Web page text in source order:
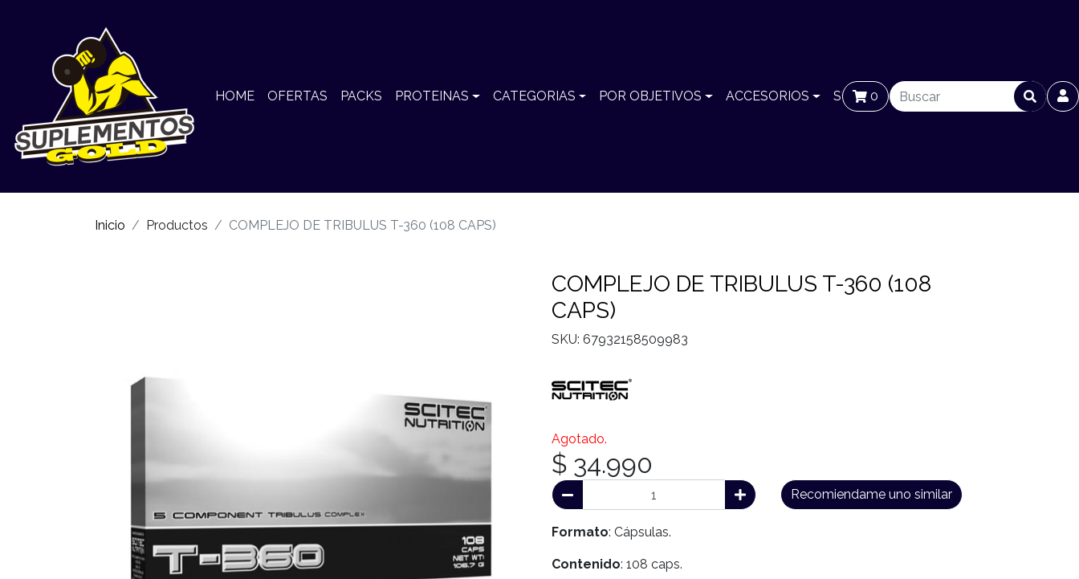
HOME OFERTAS PACKS PROTEINAS CATEGORIAS POR OBJETIVOS ACCESORIOS SUCURSALES BLOG
0
Inicio Productos COMPLEJO DE TRIBULUS T-360 (108 CAPS)
COMPLEJO DE TRIBULUS T-360 (108
CAPS)
SKU: 67932158509983
Agotado.
$ 34.990
Recomiendame uno similar
Formato: Cápsulas.
Contenido: 108 caps.